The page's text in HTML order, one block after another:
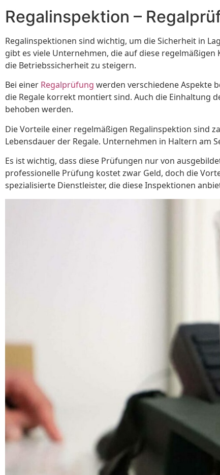
Regalinspektion –
Regalinspektionen sind wichtig, um die Sicherheit in
gibt es viele Unternehmen, die auf diese
die Betriebssicherheit zu steigern.
Bei einer Regalprüfung werden verschiedene Aspekte
die Regale korrekt montiert sind. Auch die Einhaltung
behoben werden.
Die Vorteile einer regelmäßigen Regalinspektion sind
Lebensdauer der Regale. Unternehmen in Haltern am
Es ist wichtig, dass diese Prüfungen nur von
professionelle Prüfung kostet zwar Geld, doch die
spezialisierte Dienstleister, die diese Inspektionen